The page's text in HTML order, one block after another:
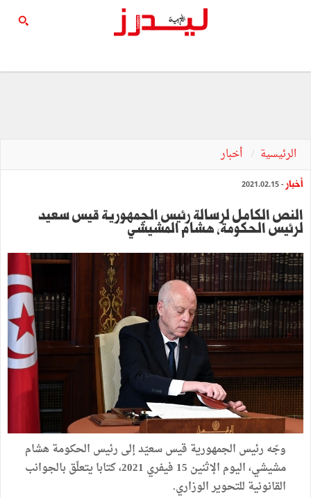
الرئيسية أخبار
أخبار - 2021.02.15
النص الكامل لرسالة رئيس الجمهورية قيس سعيد
لرئيس الحكومة، هشام المشيشي
وجّه رئيس الجمهورية قيس سعيّد إلى رئيس الحكومة هشام
مشيشي، اليوم الإثنين 15 فيفري 2021، كتابا يتعلّق بالجوانب
القانونية للتحوير الوزاري.